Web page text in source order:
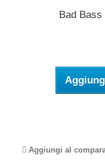
Bad
Aggiungi al